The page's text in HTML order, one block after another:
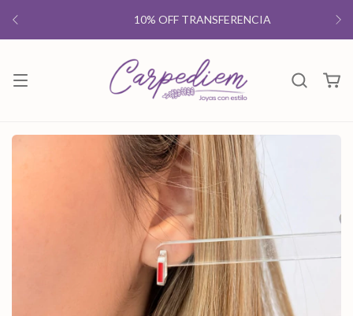
10% OFF TRANSFERENCIA